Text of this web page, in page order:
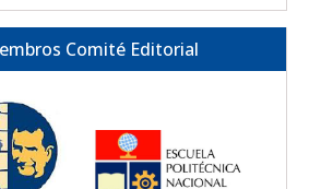
Comité Editorial